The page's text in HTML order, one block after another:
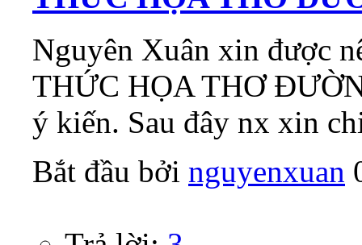
Nguyên Xuân xin được
THỨC HỌA THƠ
ý kiến. Sau đây nx xin
Bắt đầu bởi nguyenxuan